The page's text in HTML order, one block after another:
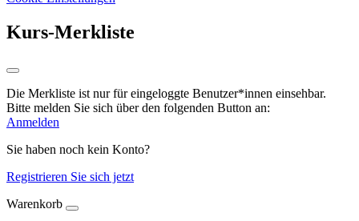
Kurs-Merkliste
Die Merkliste ist nur für eingeloggte Benutzer*innen einsehbar.
Bitte melden Sie sich über den folgenden Button an:
Anmelden
Sie haben noch kein Konto?
Registrieren Sie sich jetzt
Warenkorb